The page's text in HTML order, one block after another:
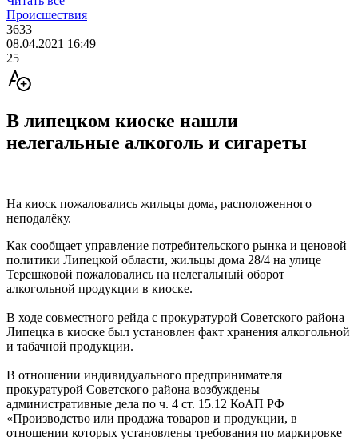
Происшествия
3633
08.04.2021 16:49
25
В липецком киоске нашли
нелегальные алкоголь и сигареты
На киоск пожаловались жильцы дома, расположенного
неподалёку.
Как сообщает управление потребительского рынка и ценовой
политики Липецкой области, жильцы дома 28/4 на улице
Терешковой пожаловались на нелегальный оборот
алкогольной продукции в киоске.
В ходе совместного рейда с прокуратурой Советского района
Липецка в киоске был установлен факт хранения алкогольной
и табачной продукции.
В отношении индивидуального предпринимателя
прокуратурой Советского района возбуждены
административные дела по ч. 4 ст. 15.12 КоАП РФ
«Производство или продажа товаров и продукции, в
отношении которых установлены требования по маркировке